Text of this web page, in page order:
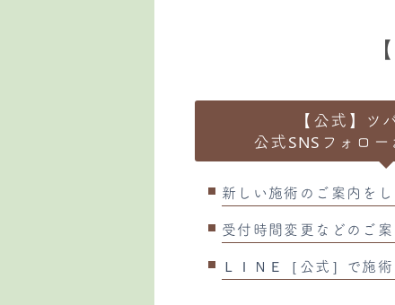
【公式】ツ
公式SNSフォロー
新しい施術のご案内を
受付時間変更などのご
ＬＩＮＥ［公式］で施